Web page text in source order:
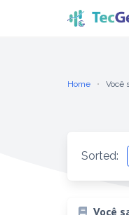
Home Você
Sorted:
Você